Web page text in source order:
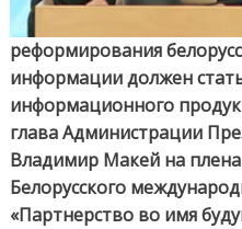
реформирования
информации должен
информационного
глава Администрации
Владимир Макей на
Белорусского
«Партнерство во имя